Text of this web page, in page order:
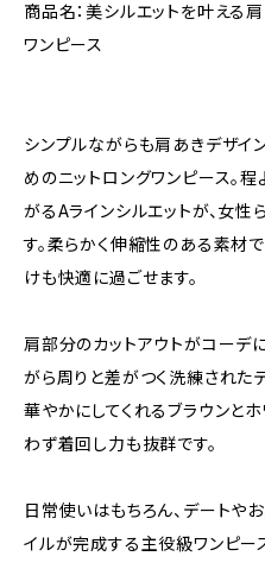
商品名：美シルエットを叶える
ワンピース
シンプルながらも肩あきデザイ
めのニットロングワンピース。
がるAラインシルエットが、女性
す。柔らかく伸縮性のある素材
けも快適に過ごせます。
肩部分のカットアウトがコーデ
がら周りと差がつく洗練された
華やかにしてくれるブラウンと
わず着回し力も抜群です。
日常使いはもちろん、デートや
イルが完成する主役級ワンピー